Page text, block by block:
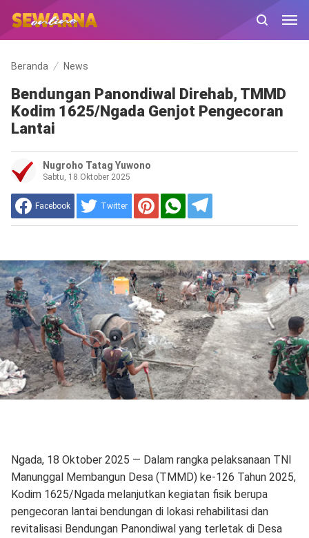
Beranda News
Bendungan Panondiwal Direhab, TMMD
Kodim 1625/Ngada Genjot Pengecoran
Lantai
Nugroho Tatag Yuwono
Sabtu, 18 Oktober 2025
Facebook Twitter
Ngada, 18 Oktober 2025 — Dalam rangka pelaksanaan TNI
Manunggal Membangun Desa (TMMD) ke-126 Tahun 2025,
Kodim 1625/Ngada melanjutkan kegiatan fisik berupa
pengecoran lantai bendungan di lokasi rehabilitasi dan
revitalisasi Bendungan Panondiwal yang terletak di Desa